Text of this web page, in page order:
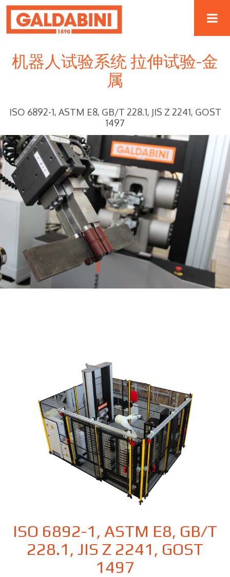
机器人试验系统 拉伸试验-金
属
ISO 6892-1, ASTM E8, GB/T 228.1, JIS Z 2241, GOST
1497
ISO 6892-1, ASTM E8, GB/T
228.1, JIS Z 2241, GOST
1497